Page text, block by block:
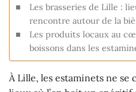
Les brasseries de Lille :
rencontre autour de la
Les produits locaux au
boissons dans les
À Lille, les estaminets ne se